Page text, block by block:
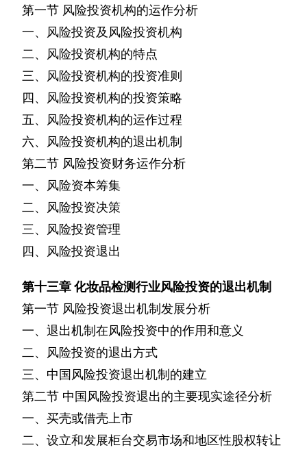
第一节 风险投资机构的运作分析
一、风险投资及风险投资机构
二、风险投资机构的特点
三、风险投资机构的投资准则
四、风险投资机构的投资策略
五、风险投资机构的运作过程
六、风险投资机构的退出机制
第二节 风险投资财务运作分析
一、风险资本筹集
二、风险投资决策
三、风险投资管理
四、风险投资退出
第十三章化妆品检测行业风险投资的退出机制
第一节 风险投资退出机制发展分析
一、退出机制在风险投资中的作用和意义
二、风险投资的退出方式
三、中国风险投资退出机制的建立
第二节 中国风险投资退出的主要现实途径分析
一、买壳或借壳上市
二、设立和发展柜台交易市场和地区性股权转让